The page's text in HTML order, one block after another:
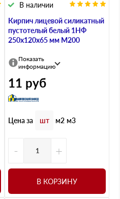
Кирпич лицевой силикатный
пустотелый белый 1НФ
250х120х65 мм М200
В наличии
Показать
информацию
11 руб
Цена за шт м2 м3
- +
В КОРЗИНУ